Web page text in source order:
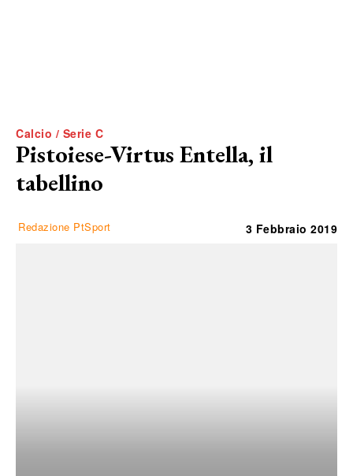
Calcio / Serie C
Pistoiese-Virtus Entella, il
tabellino
Redazione PtSport 3 Febbraio 2019